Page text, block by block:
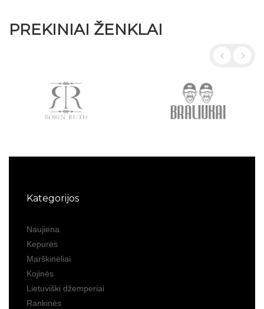
PREKINIAI ŽENKLAI
Kategorijos
Naujiena
Kepurės
Marškinėliai
Kojinės
Lietuviški džemperiai
Rankinės